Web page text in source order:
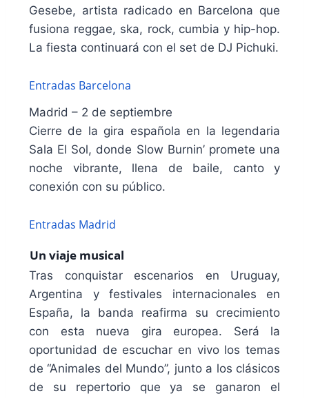
Gesebe, artista radicado en Barcelona que
fusiona reggae, ska, rock, cumbia y hip-hop.
La fiesta continuará con el set de DJ Pichuki.
Entradas Barcelona
Madrid – 2 de septiembre
Cierre de la gira española en la legendaria
Sala El Sol, donde Slow Burnin’ promete una
noche vibrante, llena de baile, canto y
conexión con su público.
Entradas Madrid
Un viaje musical
Tras conquistar escenarios en Uruguay,
Argentina y festivales internacionales en
España, la banda reafirma su crecimiento
con esta nueva gira europea. Será la
oportunidad de escuchar en vivo los temas
de “Animales del Mundo”, junto a los clásicos
de su repertorio que ya se ganaron el